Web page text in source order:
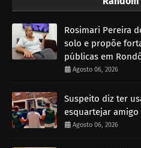
Rosimari Pereira
solo e propõe
públicas em
Agosto 06, 2026
Suspeito diz ter
esquartejar amigo
Agosto 06, 2026